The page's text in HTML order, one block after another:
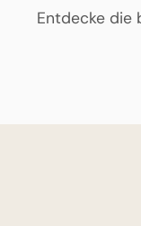
Entdecke die